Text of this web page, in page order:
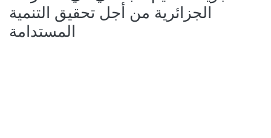
الجزائرية من أجل تحقيق التنمية
المستدامة